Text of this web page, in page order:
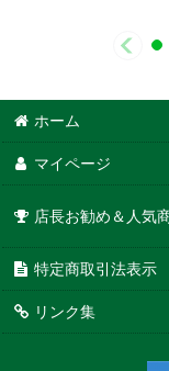
ホーム
マイページ
店長お勧め＆人気
特定商取引法表示
リンク集